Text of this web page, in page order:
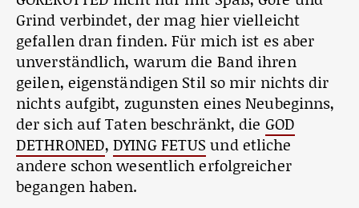
Grind verbindet, der mag hier vielleicht
gefallen dran finden. Für mich ist es aber
unverständlich, warum die Band ihren
geilen, eigenständigen Stil so mir nichts dir
nichts aufgibt, zugunsten eines Neubeginns,
der sich auf Taten beschränkt, die GOD
DETHRONED,DYING FETUS und etliche
andere schon wesentlich erfolgreicher
begangen haben.